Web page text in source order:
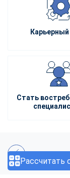
Рассчитать
Стать